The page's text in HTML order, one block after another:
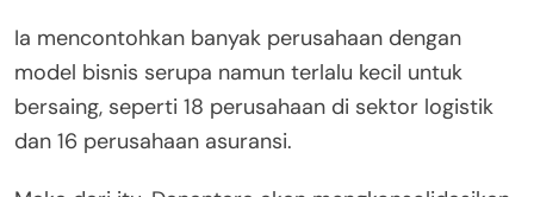
Ia mencontohkan banyak perusahaan dengan
model bisnis serupa namun terlalu kecil untuk
bersaing, seperti 18 perusahaan di sektor logistik
dan 16 perusahaan asuransi.